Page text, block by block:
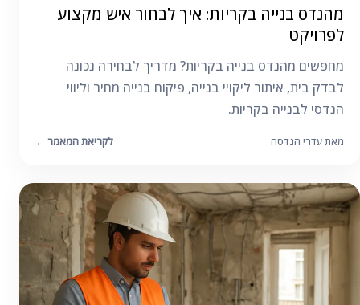
מהנדס בנייה בקריות: איך לבחור איש מקצוע
לפרויקט
מחפשים מהנדס בנייה בקריות? מדריך לבחירה נכונה
לבדק בית, איתור ליקויי בנייה, פיקוח בנייה מחיר וליווי
הנדסי לבנייה בקריות.
מאת עדרי הנדסה לקריאת המאמר ←